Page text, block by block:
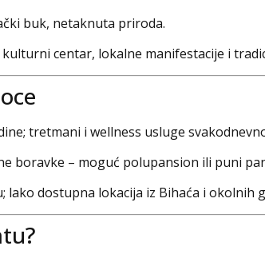
buk, netaknuta priroda.
centar, lokalne manifestacije i
tretmani i wellness usluge
boravke – moguć polupansion ili puni
lako dostupna lokacija iz Bihaća i okolnih